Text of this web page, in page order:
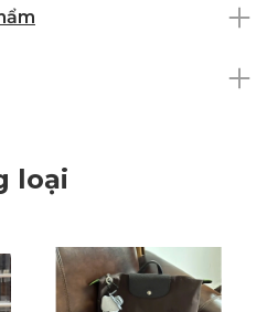
loại